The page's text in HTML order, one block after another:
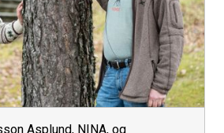
Asplund, NINA, og